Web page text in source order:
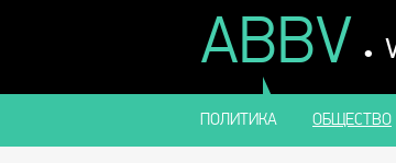
ABBV .
ПОЛИТИКА ОБЩЕСТВО